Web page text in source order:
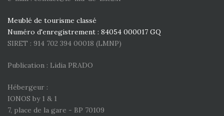
Meublé de tourisme classé
Numéro d'enregistrement : 84054 000017 GQ
SIRET : 914 702 394 00018 (LMNP)
Publication : Lidia PRADO
Hébergeur :
IONOS by 1 & 1
7, place de la gare - BP 70109